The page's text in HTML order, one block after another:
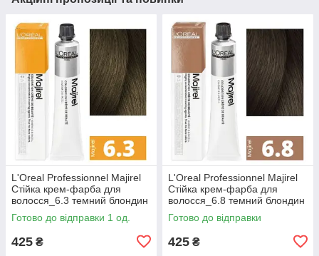
L'Oreal Professionnel Majirel
Стійка крем-фарба для
волосся_6.3 темний блондин
золотистий 50мл
Готово до відправки 1 од.
425 ₴
L'Oreal Professionnel Majirel
Стійка крем-фарба для
волосся_6.8 темний блондин
мокка 50мл
Готово до відправки
425 ₴